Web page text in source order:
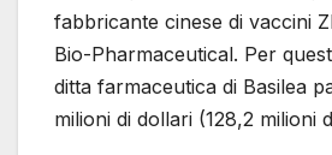
fabbricante cinese di vaccini
Bio-Pharmaceutical. Per
ditta farmaceutica di Basilea
milioni di dollari (128,2 milioni